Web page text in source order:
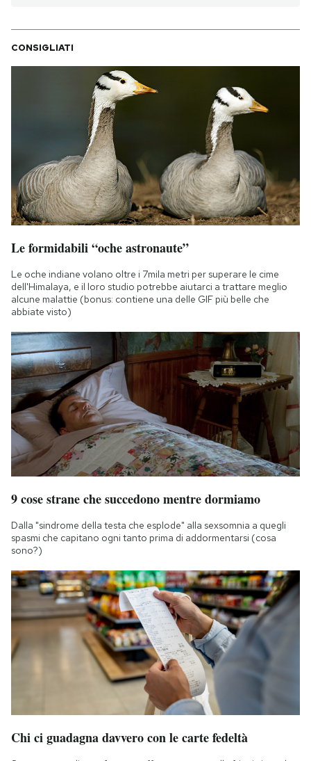
AREA PERSONALE
Area Personale
Newsletter
Notifiche mobile
Regala il Post
Hai bisogno di aiuto?
Esci
CONSIGLIATI
Le formidabili “oche astronaute”
Le oche indiane volano oltre i 7mila metri per superare le cime
dell'Himalaya, e il loro studio potrebbe aiutarci a trattare meglio
alcune malattie (bonus: contiene una delle GIF più belle che
abbiate visto)
9 cose strane che succedono mentre dormiamo
Dalla "sindrome della testa che esplode" alla sexsomnia a quegli
spasmi che capitano ogni tanto prima di addormentarsi (cosa
sono?)
Chi ci guadagna davvero con le carte fedeltà